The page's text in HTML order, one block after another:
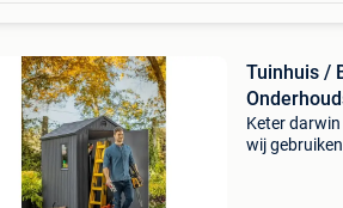
Tuinhuis /
Keter
wij